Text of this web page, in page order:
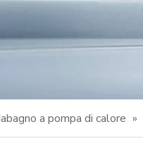
a pompa di calore »